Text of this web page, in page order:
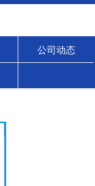
公司动态